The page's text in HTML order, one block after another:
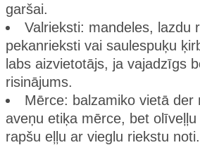
garšai.
Valrieksti: mandeles, lazdu
pekanrieksti vai saulespuķu
labs aizvietotājs, ja vajadzīgs
risinājums.
Mērce: balzamiko vietā der
aveņu etiķa mērce, bet
rapšu eļļu ar vieglu riekstu noti.